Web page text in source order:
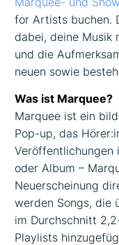
for Artists buchen.
dabei, deine Musik
und die
neuen sowie
Was ist Marquee?
Marquee ist ein
Pop-up, das
Veröffentlichungen
oder Album –
Neuerscheinung
werden Songs, die
im Durchschnitt
Playlists